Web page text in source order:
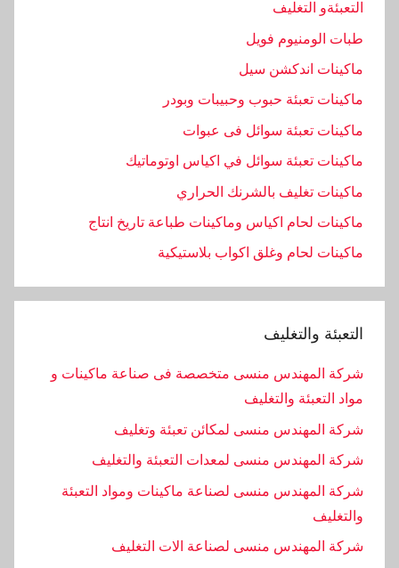
التعبئةو التغليف
طبات الومنيوم فويل
ماكينات اندكشن سيل
ماكينات تعبئة حبوب وحبيبات وبودر
ماكينات تعبئة سوائل فى عبوات
ماكينات تعبئة سوائل في اكياس اوتوماتيك
ماكينات تغليف بالشرنك الحراري
ماكينات لحام اكياس وماكينات طباعة تاريخ انتاج
ماكينات لحام وغلق اكواب بلاستيكية
التعبئة والتغليف
شركة المهندس منسى متخصصة فى صناعة ماكينات و
مواد التعبئة والتغليف
شركة المهندس منسى لمكائن تعبئة وتغليف
شركة المهندس منسى لمعدات التعبئة والتغليف
شركة المهندس منسى لصناعة ماكينات ومواد التعبئة
والتغليف
‏شركة المهندس منسى لصناعة الات التغليف